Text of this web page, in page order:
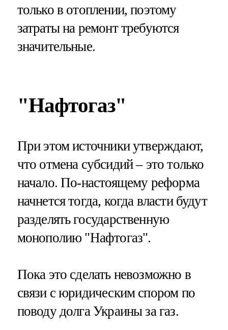
только в отоплении, поэтому
затраты на ремонт требуются
значительные.
"Нафтогаз"
При этом источники утверждают,
что отмена субсидий – это только
начало. По-настоящему реформа
начнется тогда, когда власти будут
разделять государственную
монополию "Нафтогаз".
Пока это сделать невозможно в
связи с юридическим спором по
поводу долга Украины за газ.